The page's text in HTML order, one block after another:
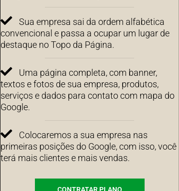
Sua empresa sai da ordem alfabética
convencional e passa a ocupar um lugar de
destaque no Topo da Página.
Uma página completa, com banner,
textos e fotos de sua empresa, produtos,
serviços e dados para contato com mapa do
Google.
Colocaremos a sua empresa nas
primeiras posições do Google, com isso, você
terá mais clientes e mais vendas.
CONTRATAR PLANO